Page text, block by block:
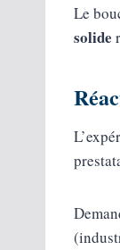
Le
solide